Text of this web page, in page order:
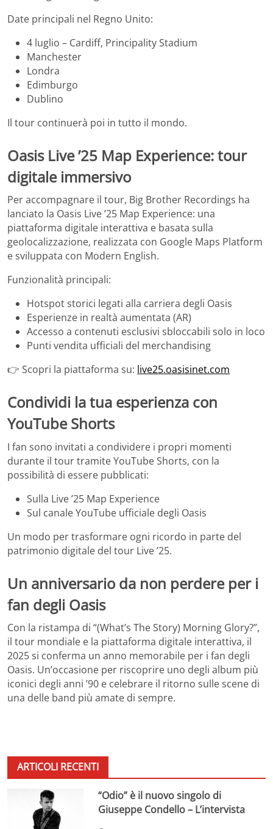
Date principali nel Regno Unito:
4 luglio – Cardiff, Principality Stadium
Manchester
Londra
Edimburgo
Dublino
Il tour continuerà poi in tutto il mondo.
Oasis Live ’25 Map Experience: tour
digitale immersivo
Per accompagnare il tour, Big Brother Recordings ha
lanciato la Oasis Live ’25 Map Experience: una
piattaforma digitale interattiva e basata sulla
geolocalizzazione, realizzata con Google Maps Platform
e sviluppata con Modern English.
Funzionalità principali:
Hotspot storici legati alla carriera degli Oasis
Esperienze in realtà aumentata (AR)
Accesso a contenuti esclusivi sbloccabili solo in loco
Punti vendita ufficiali del merchandising
👉 Scopri la piattaforma su: live25.oasisinet.com
Condividi la tua esperienza con
YouTube Shorts
I fan sono invitati a condividere i propri momenti
durante il tour tramite YouTube Shorts, con la
possibilità di essere pubblicati:
Sulla Live ’25 Map Experience
Sul canale YouTube ufficiale degli Oasis
Un modo per trasformare ogni ricordo in parte del
patrimonio digitale del tour Live ’25.
Un anniversario da non perdere per i
fan degli Oasis
Con la ristampa di “(What’s The Story) Morning Glory?”,
il tour mondiale e la piattaforma digitale interattiva, il
2025 si conferma un anno memorabile per i fan degli
Oasis. Un’occasione per riscoprire uno degli album più
iconici degli anni ’90 e celebrare il ritorno sulle scene di
una delle band più amate di sempre.
ARTICOLI RECENTI
“Odio” è il nuovo singolo di
Giuseppe Condello – L’intervista